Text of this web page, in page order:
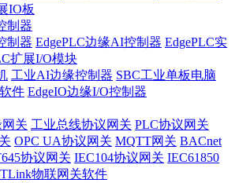
IO板
制器
制器 EdgePLC边缘AI控制器 EdgePLC实
扩展I/O模块
工业AI边缘控制器 SBC工业单板电脑
件 EdgeIO边缘I/O控制器
网关 工业总线协议网关 PLC协议网关
OPC UA协议网关 MQTT网关 BACnet
协议网关 IEC104协议网关 IEC61850
物联网关软件